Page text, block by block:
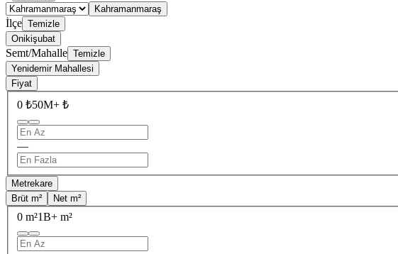
Kahramanmaraş
İlçe Temizle
Onikişubat
Semt/Mahalle Temizle
Yenidemir Mahallesi
Fiyat
0 ₺50M+ ₺
—
Metrekare
Brüt m²
Net m²
0 m²1B+ m²